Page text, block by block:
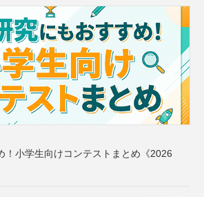
！小学生向けコンテストまとめ《2026